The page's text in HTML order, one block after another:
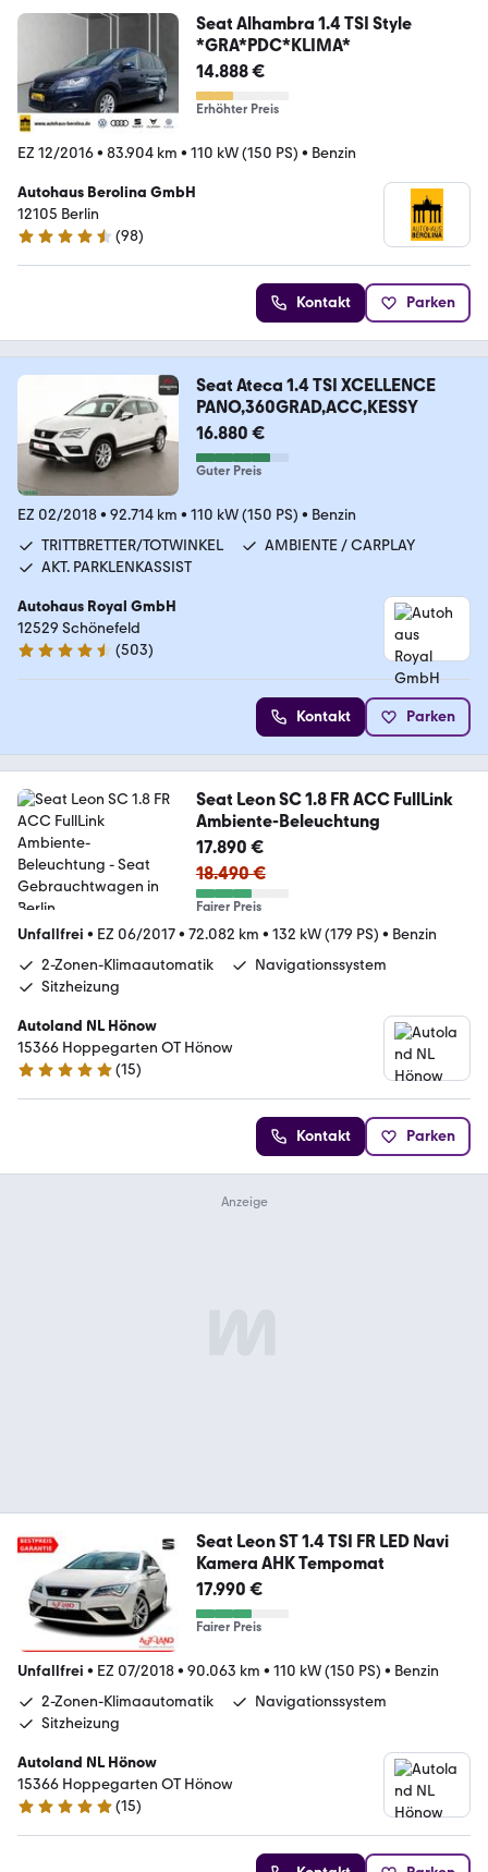
Seat Alhambra 1.4 TSI Style
*GRA*PDC*KLIMA*
14.888 €
Erhöhter Preis
EZ 12/2016• 83.904 km • 110 kW (150 PS) • Benzin
Autohaus Berolina GmbH
12105 Berlin
4.3 Sterne
(98)
Kontakt Parken
Seat Ateca 1.4 TSI XCELLENCE
PANO,360GRAD,ACC,KESSY
16.880 €
Guter Preis
EZ 02/2018• 92.714 km • 110 kW (150 PS) • Benzin
TRITTBRETTER/TOTWINKEL
AMBIENTE / CARPLAY
AKT. PARKLENKASSIST
Autohaus Royal GmbH
12529 Schönefeld
4.7 Sterne
(503)
Kontakt Parken
Seat Leon SC 1.8 FR ACC FullLink
Ambiente-Beleuchtung
17.890 €
18.490 €
Fairer Preis
Unfallfrei • EZ 06/2017• 72.082 km • 132 kW (179 PS) • Benzin
2-Zonen-Klimaautomatik
Navigationssystem
Sitzheizung
Autoland NL Hönow
15366 Hoppegarten OT Hönow
5 Sterne
(15)
Kontakt Parken
Seat Leon ST 1.4 TSI FR LED Navi
Kamera AHK Tempomat
17.990 €
Fairer Preis
Unfallfrei • EZ 07/2018• 90.063 km • 110 kW (150 PS) • Benzin
2-Zonen-Klimaautomatik
Navigationssystem
Sitzheizung
Autoland NL Hönow
15366 Hoppegarten OT Hönow
5 Sterne
(15)